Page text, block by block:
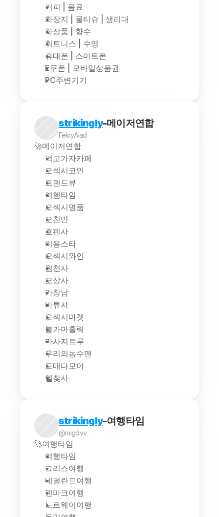
커피 | 음료
화장지 | 물티슈 | 생리대
화장품 | 향수
휘트니스 | 수영
휴대폰 | 스마트폰
E쿠폰 | 모바일상품권
PC주변기기
strikingly-메이저연합
FekryAiad
🚀메이저연합
먹고가자카페
오섹시코인
트렌드뷰
여행타임
오섹시명품
오친만
호펜사
미용스타
오섹시와인
원천사
오상사
카창남
바튜사
오섹시마켓
불가마홀릭
마사지트루
우리의농수맨
도매다모아
헬찾사
strikingly-여행타임
@migdvv
🚀여행타임
여행타임
그리스여행
네덜란드여행
덴마크여행
노르웨이여행